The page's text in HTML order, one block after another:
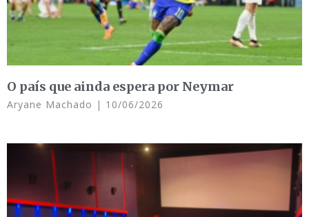
O país que ainda espera por Neymar
Aryane Machado 10/06/2026